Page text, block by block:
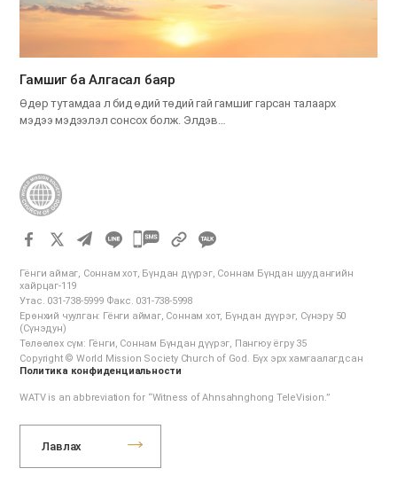
Гамшиг ба Алгасал баяр
Өдөр тутамдаа л бид өдий төдий гай гамшиг гарсан талаарх
мэдээ мэдээлэл сонсох болж. Элдэв…
카
오
공
유
하
Гёнги аймаг, Соннам хот, Бүндан дүүрэг, Соннам Бүндан шуудангийн
хайрцаг-119
Утас. 031-738-5999 Факс. 031-738-5998
Ерөнхий чуулган: Гёнги аймаг, Соннам хот, Бүндан дүүрэг, Сүнэру 50
(Сүнэдун)
Төлөөлөх сүм: Гёнги, Соннам Бүндан дүүрэг, Пангюу ёгру 35
Copyright © World Mission Society Church of God. Бүх эрх хамгаалагдсан
Политика конфиденциальности
WATV is an abbreviation for “Witness of Ahnsahnghong TeleVision.”
Лавлах